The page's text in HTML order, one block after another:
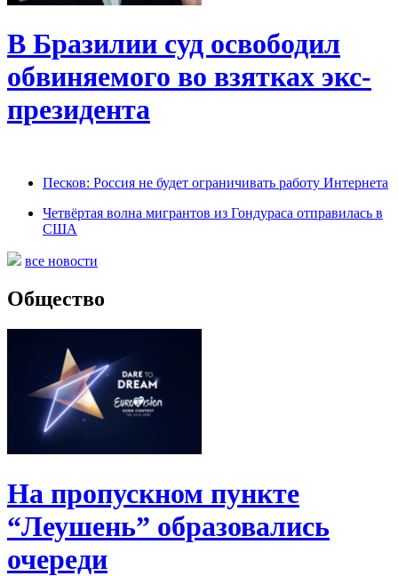
В Бразилии суд освободил
обвиняемого во взятках экс-
президента
Песков: Россия не будет ограничивать работу Интернета
Четвёртая волна мигрантов из Гондураса отправилась в
США
все новости
Общество
На пропускном пункте
“Леушень” образовались
очереди